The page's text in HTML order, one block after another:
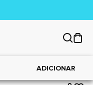
ADICIONAR